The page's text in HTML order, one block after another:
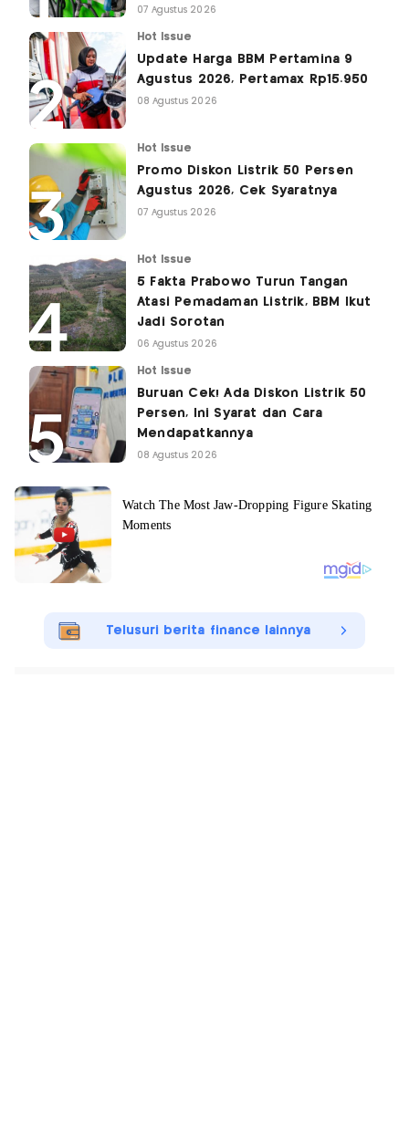
07 Agustus 2026
Hot Issue
Update Harga BBM Pertamina 9
Agustus 2026, Pertamax Rp15.950
08 Agustus 2026
Hot Issue
Promo Diskon Listrik 50 Persen
Agustus 2026, Cek Syaratnya
07 Agustus 2026
Hot Issue
5 Fakta Prabowo Turun Tangan
Atasi Pemadaman Listrik, BBM Ikut
Jadi Sorotan
06 Agustus 2026
Hot Issue
Buruan Cek! Ada Diskon Listrik 50
Persen, Ini Syarat dan Cara
Mendapatkannya
08 Agustus 2026
Telusuri berita finance lainnya